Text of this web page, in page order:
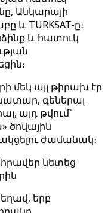
Անկարայի
և TURKSAT-ը։
և հատուկ
մեկ այլ թիրախ էր
գեներալ
այդ թվում՝
ծովային
ժամանակ։
նետեց
երբ